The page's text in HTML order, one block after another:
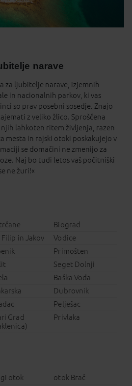
narave
za ljubitelje narave, izjemnih
in nacionalnih parkov, ki vas
so prav posebni sosedje. Znajo
z veliko žlico. Sproščena
lahkoten ritem življenja, razen
mesta in rajski otoki poskakujejo v
se domačini ne zmenijo za
Naj bo tudi letos vaš počitniški
ne žuri!«
Biograd
Filip in Jakov
Vodice
Primošten
Seget Dolnji
Baška Voda
Dubrovnik
Pelješac
Grad
Privlaka
otok
otok Brač